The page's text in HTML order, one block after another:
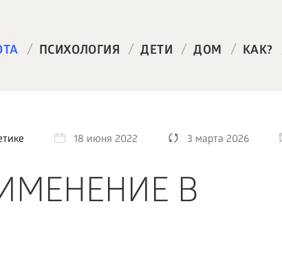
/ ПСИХОЛОГИЯ / ДЕТИ / ДОМ / КАК?
18 июня 2022 3 марта 2026
В